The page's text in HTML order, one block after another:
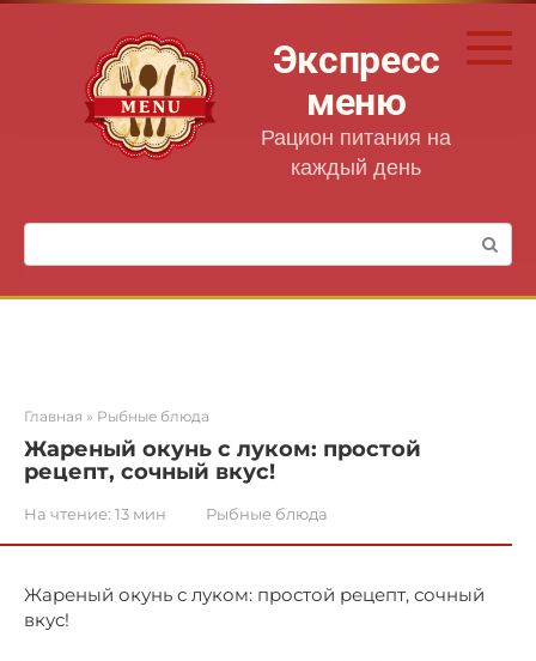
Перейти
Экспресс
меню
Рацион питания на
каждый день
Поиск:
Главная » Рыбные блюда
Жареный окунь с луком: простой
рецепт, сочный вкус!
На чтение: 13 мин Рыбные блюда
Жареный окунь с луком: простой рецепт, сочный
вкус!